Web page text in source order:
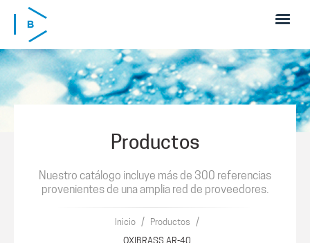
Pasar al contenido principal
Productos
Nuestro catálogo incluye más de 300 referencias
provenientes de una amplia red de proveedores.
Inicio / Productos /